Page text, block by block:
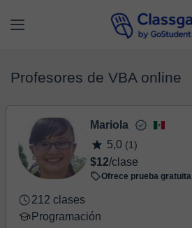
Profesores de VBA online
Mariola
5,0 (1)
$12/clase
Ofrece prueba gratuita
212 clases
Programación